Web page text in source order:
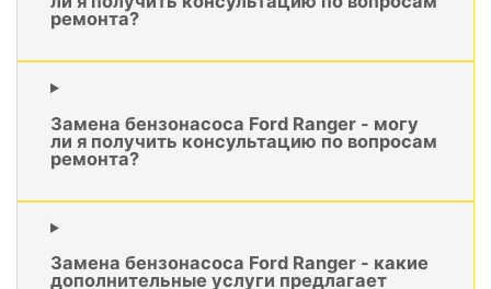
ремонта?
Замена бензонасоса Ford Ranger - могу
ли я получить консультацию по вопросам
ремонта?
Замена бензонасоса Ford Ranger - какие
дополнительные услуги предлагает